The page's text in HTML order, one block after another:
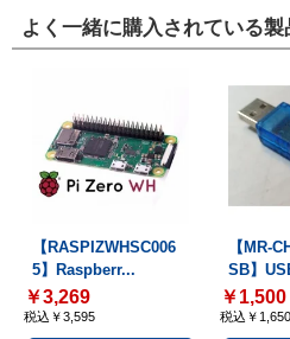
よく一緒に購入されている製
【RASPIZWHSC006
5】Raspberr...
￥3,269
税込￥3,595
【MR-
SB】
￥1,500
税込￥1,650